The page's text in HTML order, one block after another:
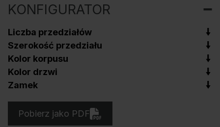
KONFIGURATOR
Liczba przedziałów
Szerokość przedziału
Kolor korpusu
Kolor drzwi
Zamek
Pobierz jako PDF